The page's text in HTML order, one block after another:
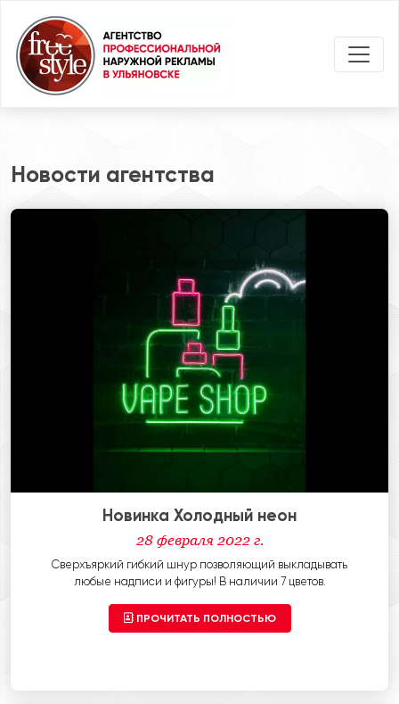
Новости агентства
Новинка Холодный неон
28 февраля 2022 г.
Сверхъяркий гибкий шнур позволяющий выкладывать
любые надписи и фигуры! В наличии 7 цветов.
ПРОЧИТАТЬ ПОЛНОСТЬЮ